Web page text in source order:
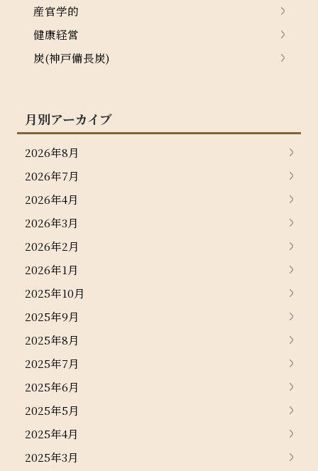
産官学的
健康経営
炭(神戸備長炭)
月別アーカイブ
2026年8月
2026年7月
2026年4月
2026年3月
2026年2月
2026年1月
2025年10月
2025年9月
2025年8月
2025年7月
2025年6月
2025年5月
2025年4月
2025年3月